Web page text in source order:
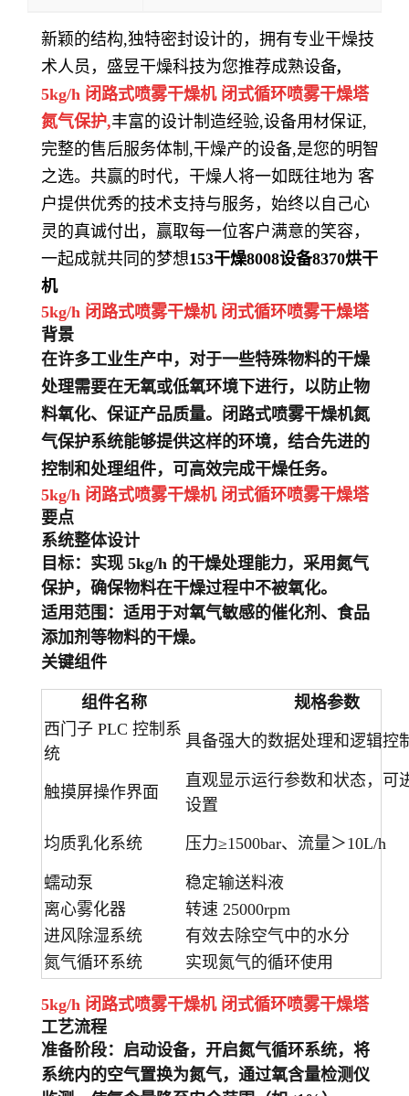
新颖的结构,独特密封设计的，拥有专业干燥技
术人员， 盛昱干燥科技为您推荐成熟设备,
5kg/h 闭路式喷雾干燥机 闭式循环喷雾干燥塔
氮气保护,丰富的设计制造经验,设备用材保证,
完整的售后服务体制 ,干燥产的设备,是您的明智
之选。共赢的时代，干燥人将一如既往地为 客
户提供优秀的技术支持与服务，始终以自己心
灵的真诚付出，赢取每一位客户满意的笑容，
一起成就共同的梦想153干燥8008设备8370烘干
机
5kg/h 闭路式喷雾干燥机 闭式循环喷雾干燥塔
背景
在许多工业生产中，对于一些特殊物料的干燥
处理需要在无氧或低氧环境下进行，以防止物
料氧化、保证产品质量。闭路式喷雾干燥机氮
气保护系统能够提供这样的环境，结合先进的
控制和处理组件，可高效完成干燥任务。
5kg/h 闭路式喷雾干燥机 闭式循环喷雾干燥塔
要点
系统整体设计
目标：实现 5kg/h 的干燥处理能力，采用氮气
保护，确保物料在干燥过程中不被氧化。
适用范围 ：适用于对氧气敏感的催化剂、食品
添加剂等物料的干燥。
关键组件
组件名称
规格参数
西门子 PLC 控制系
统
具备强大的数据处理和逻辑控
触摸屏操作界面
直观显示运行参数和状态，可
设置
均质乳化系统 压力≥1500bar、流量＞10L/h
蠕动泵
稳定输送料液
离心雾化器
转速 25000rpm
进风除湿系统
有效去除空气中的水分
氮气循环系统
实现氮气的循环使用
5kg/h 闭路式喷雾干燥机 闭式循环喷雾干燥塔
工艺流程
准备阶段：启动设备，开启氮气循环系统，将
系统内的空气置换为氮气，通过氧含量检测仪